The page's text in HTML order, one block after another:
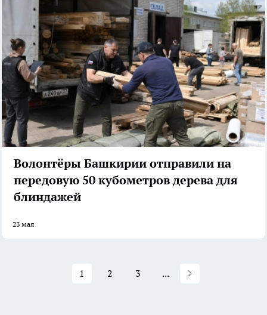
Волонтёры Башкирии отправили на
передовую 50 кубометров дерева для
блиндажей
23 мая
1 2 3 ...